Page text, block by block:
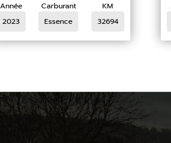
Année
2023
Carburant
Essence
KM
32694